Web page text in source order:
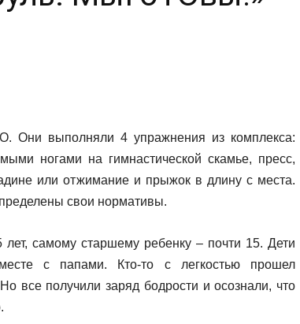
Они выполняли 4 упражнения из комплекса:
ногами на гимнастической скамье, пресс,
или отжимание и прыжок в длину с места.
свои нормативы.
самому старшему ребенку – почти 15. Дети
с папами. Кто-то с легкостью прошел
все получили заряд бодрости и осознали, что